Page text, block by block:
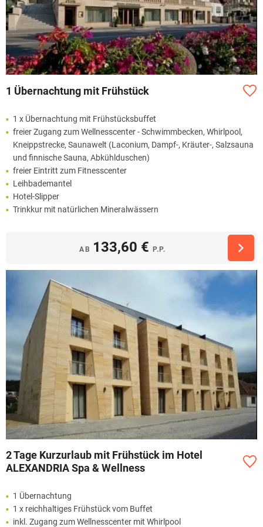
1 Übernachtung mit Frühstück
1 x Übernachtung mit Frühstücksbuffet
freier Zugang zum Wellnesscenter - Schwimmbecken, Whirlpool,
Kneippstrecke, Saunawelt (Laconium, Dampf-, Kräuter-, Salzsauna
und finnische Sauna, Abkühlduschen)
freier Eintritt zum Fitnesscenter
Leihbademantel
Hotel-Slipper
Trinkkur mit natürlichen Mineralwässern
AB 133,60 € P.P.
2 Tage Kurzurlaub mit Frühstück im Hotel
ALEXANDRIA Spa & Wellness
1 Übernachtung
1 x reichhaltiges Frühstück vom Buffet
inkl. Zugang zum Wellnesscenter mit Whirlpool